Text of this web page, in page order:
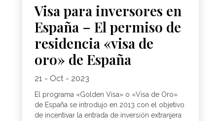
Visa para inversores en
España – El permiso de
residencia «visa de
oro» de España
21 - Oct - 2023
El programa «Golden Visa» o «Visa de Oro»
de España se introdujo en 2013 con el objetivo
de incentivar la entrada de inversión extranjera